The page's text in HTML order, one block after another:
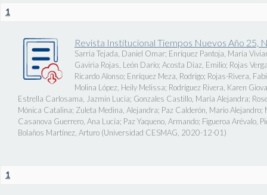
1
Revista Institucional Tiempos Nuevos Año 25,
Sarria Tejada, Daniel Omar; Enríquez Pantoja, María
Gaviria Rojas, León Darío; Acosta Díaz, Emilio; Rojas
Ricardo Alonso; Enríquez Meza, Rodrigo; Rojas-Rivera,
Molina López, Heily Melissa; Rodríguez Rivera, Karen
Estrella Carlosama, Jazmin Lucia; Gonzales Castillo, María Alejandra;
Mónica Catalina; Zuleta Medina, Alejandra; Paz Calderón, Mario Alejandro;
Casanova Guerrero, Ana Lucía; Paz Yaqueno, Armando; Figueroa Arévalo,
Bolaños Martínez, Arturo (Universidad CESMAG 2020-12-01 )
1